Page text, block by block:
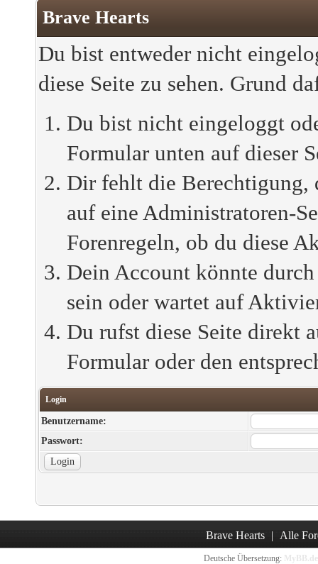
Brave Hearts
Du bist entweder nicht
diese Seite zu sehen. Grund
Du bist nicht eingeloggt
Formular unten auf dieser
Dir fehlt die Berechtigung,
auf eine Administratoren-
Forenregeln, ob du diese
Dein Account könnte
sein oder wartet auf
Du rufst diese Seite direkt
Formular oder den
Login
Benutzername:
Passwort:
Brave Hearts | Alle
Deutsche Übersetzung: MyBB.de